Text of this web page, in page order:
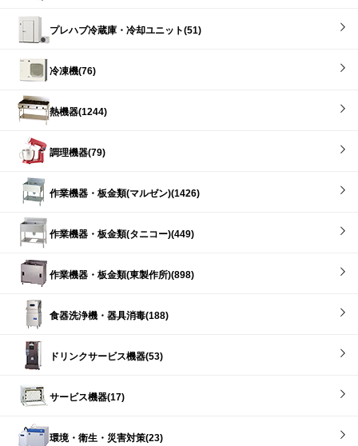
プレハブ冷蔵庫・冷却ユニット(51)
冷凍機(76)
熱機器(1244)
調理機器(79)
作業機器・板金類(マルゼン)(1426)
作業機器・板金類(タニコー)(449)
作業機器・板金類(東製作所)(898)
食器洗浄機・器具消毒(188)
ドリンクサービス機器(53)
サービス機器(17)
環境・衛生・災害対策(23)